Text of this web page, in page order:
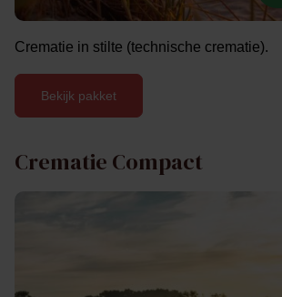
Crematie in stilte (technische crematie).
Bekijk pakket
Crematie Compact